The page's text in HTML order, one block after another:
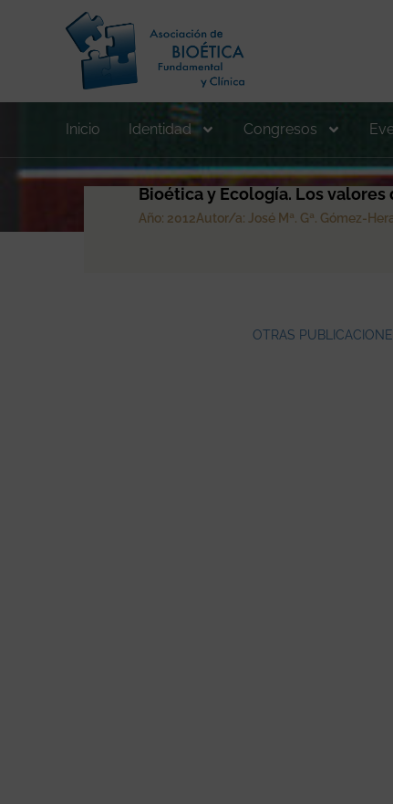
Inicio Identidad Congresos
Bioética y Ecología. Los
Año: 2012Autor/a: José Mª. Gª. Gómez-
OTRAS